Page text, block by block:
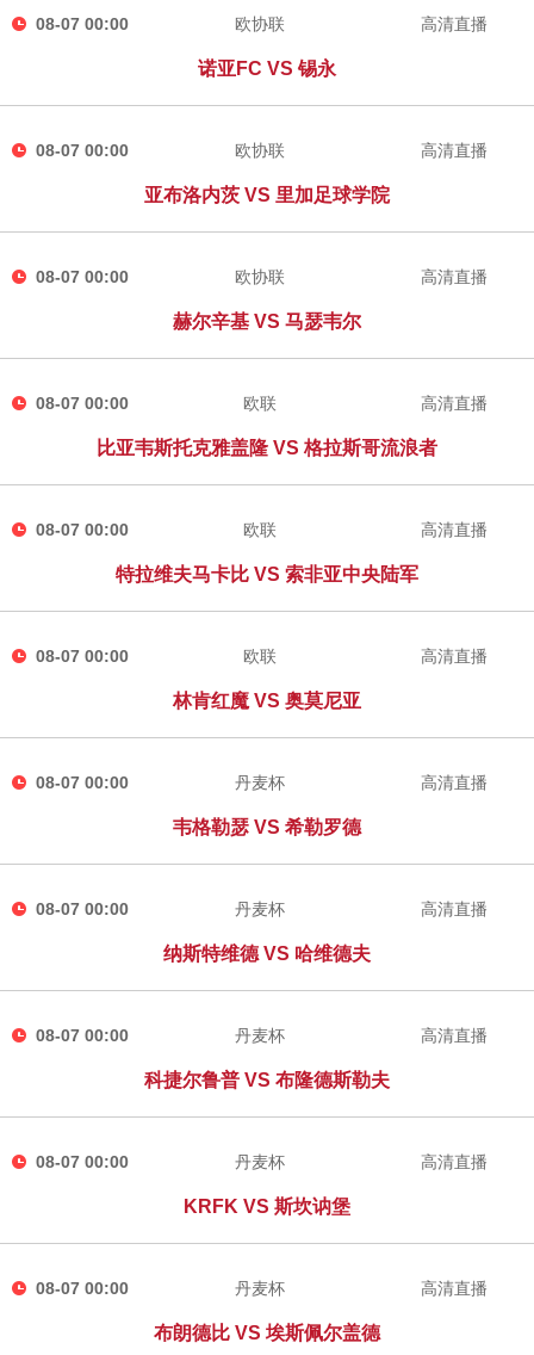
08-07 00:00 欧协联
诺亚FC VS 锡永
高清直播
08-07 00:00 欧协联
亚布洛内茨 VS 里加足球学院
高清直播
08-07 00:00 欧协联
赫尔辛基 VS 马瑟韦尔
高清直播
08-07 00:00 欧联
比亚韦斯托克雅盖隆 VS 格拉斯哥流浪者
高清直播
08-07 00:00 欧联
特拉维夫马卡比 VS 索非亚中央陆军
高清直播
08-07 00:00 欧联
林肯红魔 VS 奥莫尼亚
高清直播
08-07 00:00 丹麦杯
韦格勒瑟 VS 希勒罗德
高清直播
08-07 00:00 丹麦杯
纳斯特维德 VS 哈维德夫
高清直播
08-07 00:00 丹麦杯
科捷尔鲁普 VS 布隆德斯勒夫
高清直播
08-07 00:00 丹麦杯
KRFK VS 斯坎讷堡
高清直播
08-07 00:00 丹麦杯
布朗德比 VS 埃斯佩尔盖德
高清直播